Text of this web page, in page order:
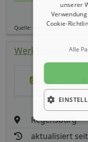
Quelle: meinestadt.de
Werkstudent:
Regensburg
aktualisiert
unserer
Cookie-
Alle